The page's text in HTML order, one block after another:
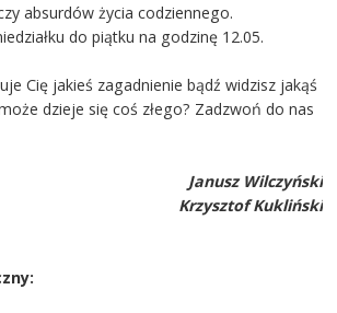
absurdów życia codziennego.
do piątku na godzinę 12.05.
Cię jakieś zagadnienie bądź widzisz jakąś
dzieje się coś złego? Zadzwoń do nas
Janusz Wilczyński
Krzysztof Kukliński